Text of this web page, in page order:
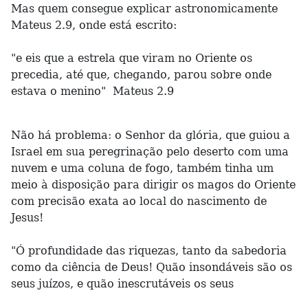
Mas quem consegue explicar astronomicamente
Mateus 2.9, onde está escrito:
"e eis que a estrela que viram no Oriente os
precedia, até que, chegando, parou sobre onde
estava o menino" Mateus 2.9
Não há problema: o Senhor da glória, que guiou a
Israel em sua peregrinação pelo deserto com uma
nuvem e uma coluna de fogo, também tinha um
meio à disposição para dirigir os magos do Oriente
com precisão exata ao local do nascimento de
Jesus!
"Ó profundidade das riquezas, tanto da sabedoria
como da ciência de Deus! Quão insondáveis são os
seus juízos, e quão inescrutáveis os seus